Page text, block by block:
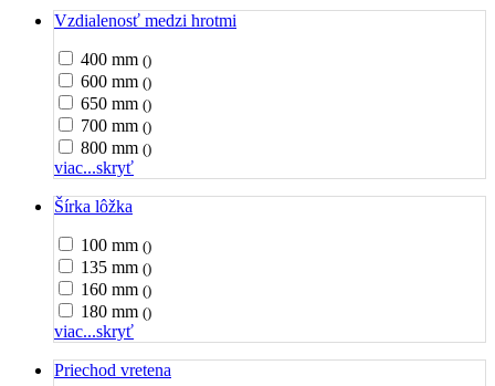
Vzdialenosť medzi hrotmi
400 mm ()
600 mm ()
650 mm ()
700 mm ()
800 mm ()
viac...skryť
Šírka lôžka
100 mm ()
135 mm ()
160 mm ()
180 mm ()
viac...skryť
Priechod vretena